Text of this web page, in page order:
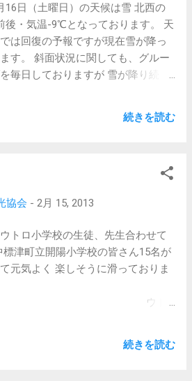
ご使用下さい。 尚、お弁当等持ち
客様はスキー場隣 ウナベツ自然休
放していますのでそちらをご利用
ませ。 皆様方のご理解・
しくお願い致します。
16日（土曜日）の天候は雪 北西の
後・気温-9℃となっております。 天
は回復の予報ですが現在雪が降っ
す。 斜面状況に関しても、グルー
毎日しておりますが 雪が降り続く
在の
講する方は現状ではあまり良くない
。 尚、明日はロッチ内大変混雑が
らご使用下さい。 お弁当持ち込みの
、スキー場隣ウナベツ自然休養村
しますのでそちらをご利用下さい
皆様方のご理解・ご協力を宜しくお
続きを読む
協会 - 2月 15, 2013
トロ小学校の生徒、先生合わせて
標津町立開陽小学校の皆さん15名が
元気よく 楽しそうに滑っておりま
ト
下さい。
続きを読む